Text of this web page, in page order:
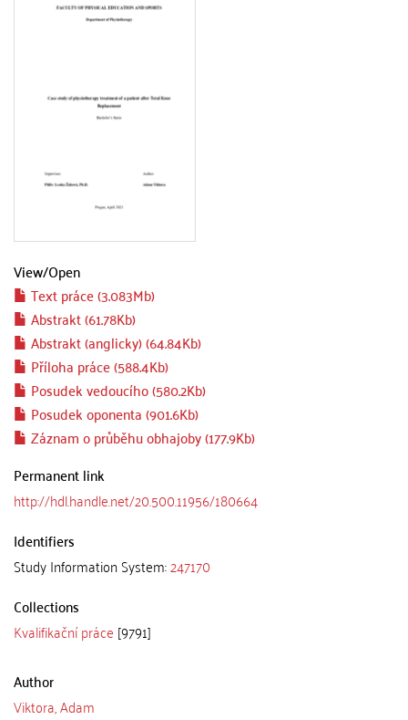
View/Open
Text práce (3.083Mb)
Abstrakt (61.78Kb)
Abstrakt (anglicky) (64.84Kb)
Příloha práce (588.4Kb)
Posudek vedoucího (580.2Kb)
Posudek oponenta (901.6Kb)
Záznam o průběhu obhajoby (177.9Kb)
Permanent link
http://hdl.handle.net/20.500.11956/180664
Identifiers
Study Information System:247170
Collections
Kvalifikační práce [9791]
Author
Viktora, Adam